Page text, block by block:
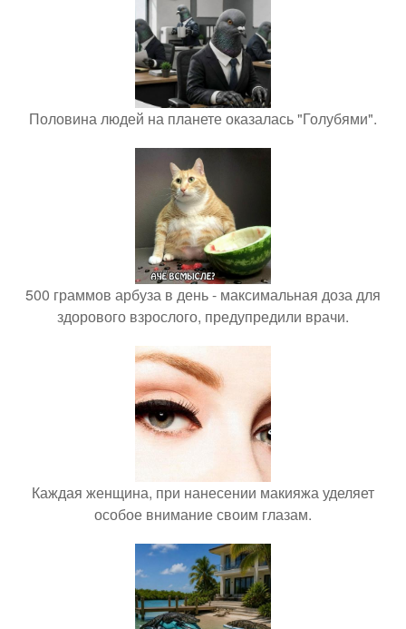
Половина людей на планете оказалась "Голубями".
500 граммов арбуза в день - максимальная доза для
здорового взрослого, предупредили врачи.
Каждая женщина, при нанесении макияжа уделяет
особое внимание своим глазам.